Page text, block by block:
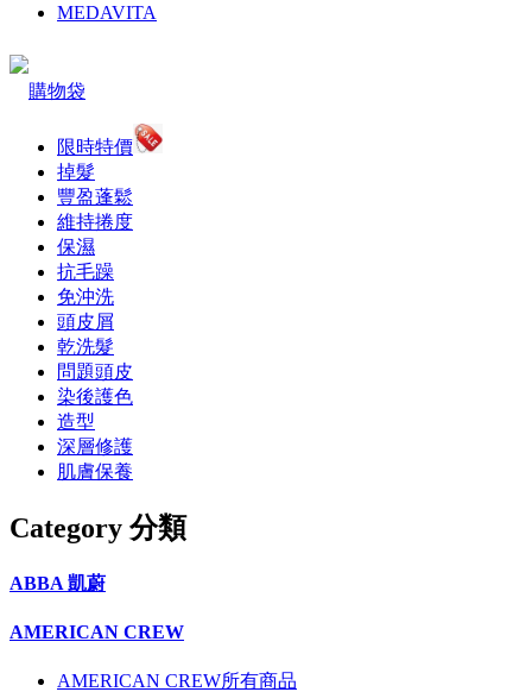
MEDAVITA
購物袋
限時特價
掉髮
豐盈蓬鬆
維持捲度
保濕
抗毛躁
免沖洗
頭皮屑
乾洗髮
問題頭皮
染後護色
造型
深層修護
肌膚保養
Category 分類
ABBA 凱蔚
AMERICAN CREW
AMERICAN CREW所有商品